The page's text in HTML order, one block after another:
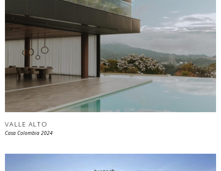
VALLE ALTO
Casa Colombia 2024